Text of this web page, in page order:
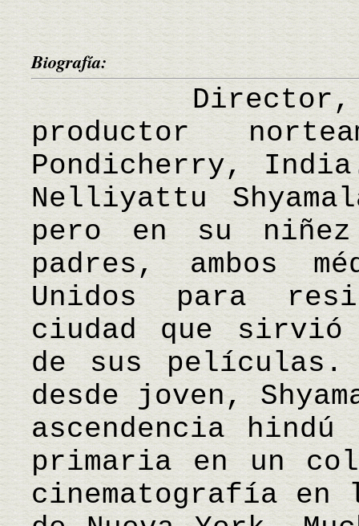
Biografía:
Director,
productor
Pondicherry,
Nelliyattu
pero en su
padres, ambos
Unidos para
ciudad que sirvió
de sus películas.
desde joven,
ascendencia
primaria en un
cinematografía